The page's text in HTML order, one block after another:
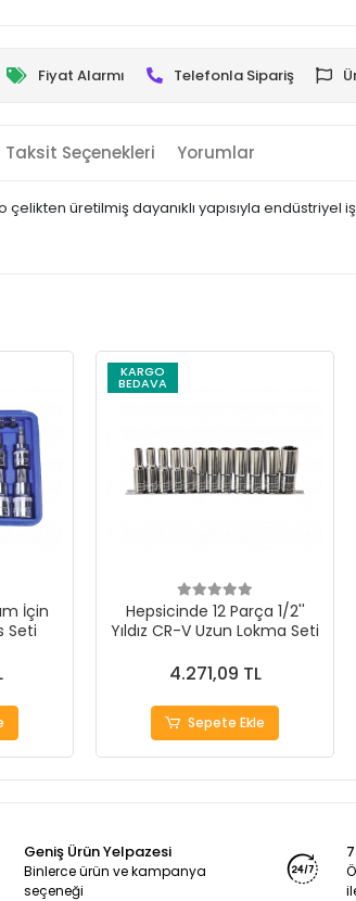
Fiyat Alarmı Telefonla Sipariş
Taksit Seçenekleri Yorumlar
üretilmiş dayanıklı yapısıyla endüstriyel
İçin
Seti
KARGO
BEDAVA
Hepsicinde 12 Parça 1/2''
Yıldız CR-V Uzun Lokma Seti
4.271,09 TL
Sepete Ekle
Geniş Ürün Yelpazesi
Binlerce ürün ve kampanya
seçeneği